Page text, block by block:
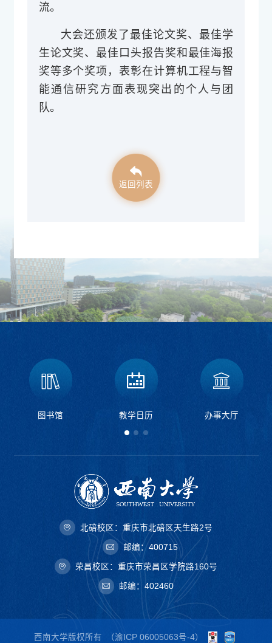
流。
大会还颁发了最佳论文奖、最佳学
生论文奖、最佳口头报告奖和最佳海报
奖等多个奖项，表彰在计算机工程与智
能通信研究方面表现突出的个人与团
队。
返回列表
图书馆 教学日历 办事大厅
北碚校区：重庆市北碚区天生路2号
邮编：400715
荣昌校区：重庆市荣昌区学院路160号
邮编：402460
西南大学版权所有 （渝ICP 06005063号-4）